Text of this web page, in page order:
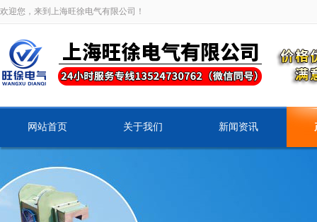
欢迎您，来到上海旺徐电气有限公司！
网站首页 关于我们 新闻资讯